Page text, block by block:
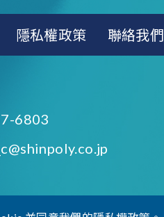
隱私權政策 聯絡我們
6803